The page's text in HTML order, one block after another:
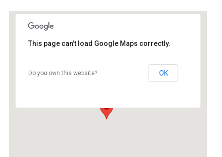
1. Aikido-Club Castrop-Rauxel
Turnhalle Waldschule - Ahornstr. 34, 44579
Castrop-Rauxel
This page can't load Google Maps correctly.
Do you own this website? OK